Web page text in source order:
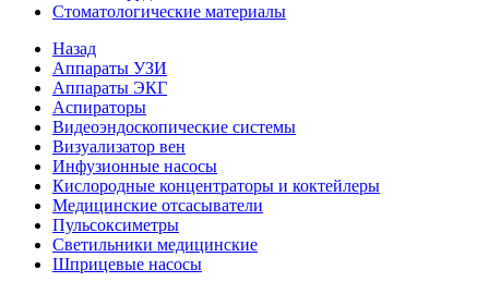
Стоматологические материалы
Назад
Аппараты УЗИ
Аппараты ЭКГ
Аспираторы
Видеоэндоскопические системы
Визуализатор вен
Инфузионные насосы
Кислородные концентраторы и коктейлеры
Медицинские отсасыватели
Пульсоксиметры
Светильники медицинские
Шприцевые насосы